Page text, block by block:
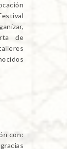
de
con: